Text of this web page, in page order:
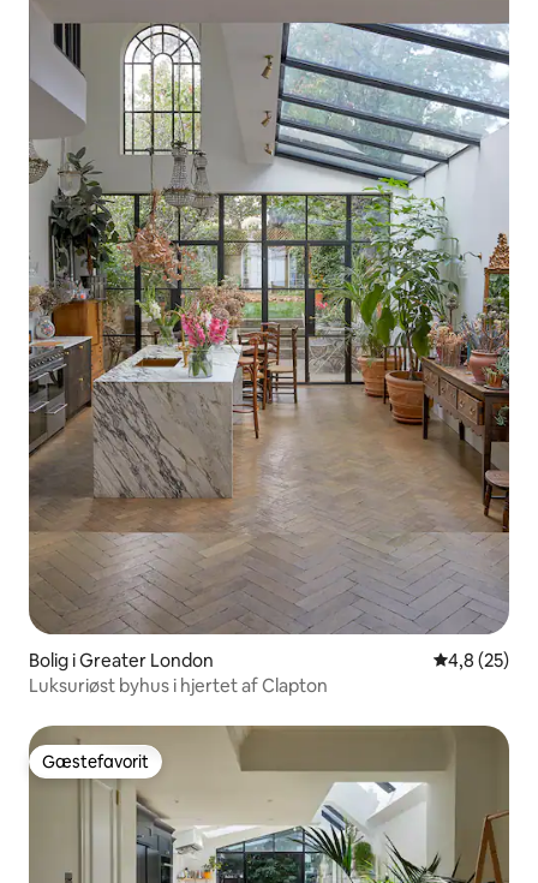
Bolig i Greater London 4,8 ud af 5 i
4,8 (25)
Luksuriøst byhus i hjertet af Clapton
Gæstefavorit
Gæstefavorit